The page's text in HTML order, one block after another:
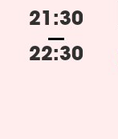
21:30
22:30